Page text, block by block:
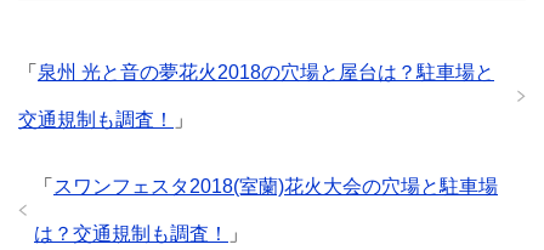
「 泉州 光と音の夢花火2018の穴場と屋台は？駐車場と
交通規制も調査！ 」
「 スワンフェスタ2018(室蘭)花火大会の穴場と駐車場
は？交通規制も調査！ 」